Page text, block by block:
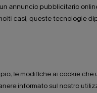
annuncio pubblicitario
casi, queste tecnologie
le modifiche ai cookie
informato sul nostro